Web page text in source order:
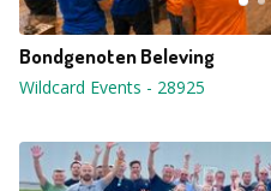
Bondgenoten Beleving
Wildcard Events - 28925